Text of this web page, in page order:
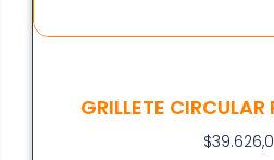
GRILLETE
$